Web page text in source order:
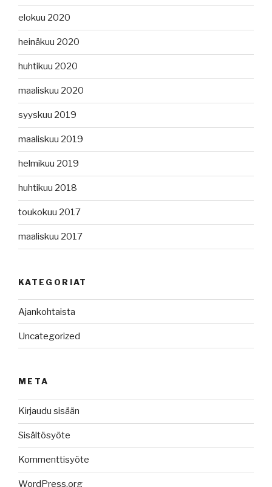
elokuu 2020
heinäkuu 2020
huhtikuu 2020
maaliskuu 2020
syyskuu 2019
maaliskuu 2019
helmikuu 2019
huhtikuu 2018
toukokuu 2017
maaliskuu 2017
KATEGORIAT
Ajankohtaista
Uncategorized
META
Kirjaudu sisään
Sisältösyöte
Kommenttisyöte
WordPress.org